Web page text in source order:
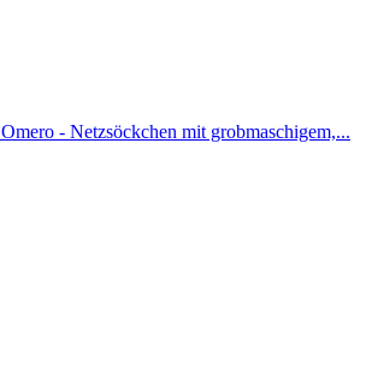
Omero - Netzsöckchen mit grobmaschigem,...